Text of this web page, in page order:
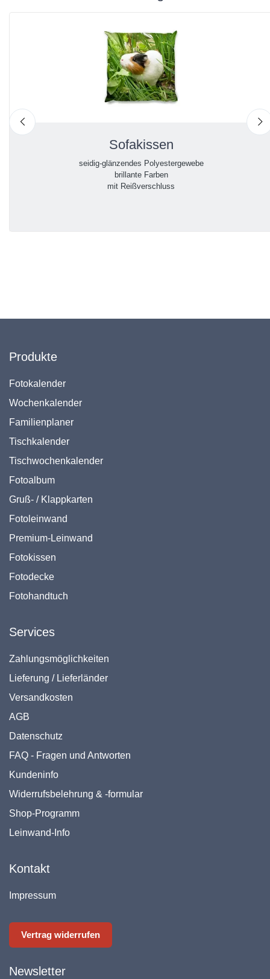
Sofakissen
seidig-glänzendes Polyestergewebe
brillante Farben
mit Reißverschluss
Produkte
Fotokalender
Wochenkalender
Familienplaner
Tischkalender
Tischwochenkalender
Fotoalbum
Gruß- / Klappkarten
Fotoleinwand
Premium-Leinwand
Fotokissen
Fotodecke
Fotohandtuch
Services
Zahlungsmöglichkeiten
Lieferung / Lieferländer
Versandkosten
AGB
Datenschutz
FAQ - Fragen und Antworten
Kundeninfo
Widerrufsbelehrung & -formular
Shop-Programm
Leinwand-Info
Kontakt
Impressum
Vertrag widerrufen
Newsletter